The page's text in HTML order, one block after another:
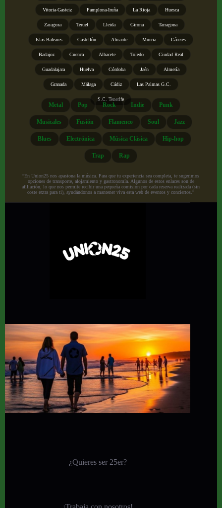
Vitoria-Gasteiz Pamplona-Iruña La Rioja Huesca
Zaragoza Teruel Lleida Girona Tarragona
Islas Baleares Castellón Alicante Murcia Cáceres
Badajoz Cuenca Albacete Toledo Ciudad Real
Guadalajara Huelva Córdoba Jaén Almería
Granada Málaga Cádiz Las Palmas G.C.
S.C. Tenerife
Metal Pop Rock Indie Punk
Musicales Fusión Flamenco Soul Jazz
Blues Electrónica Música Clásica Hip-hop
Trap Rap
“En Union25 nos apasiona la música. Para que tu experiencia sea completa, te sugerimos
opciones de transporte, alojamiento y gastronomía. Algunos de estos enlaces son de
afiliación, lo que nos permite recibir una pequeña comisión por cada reserva realizada (sin
coste extra para ti), ayudándonos a mantener viva esta web de eventos y conciertos.”
¿Quieres ser 25er?